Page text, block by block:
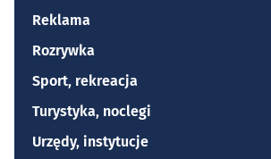
Reklama
Rozrywka
Sport, rekreacja
Turystyka, noclegi
Urzędy, instytucje